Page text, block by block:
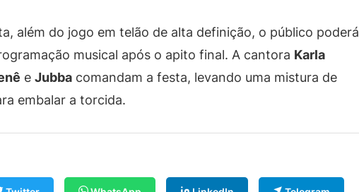
além do jogo em telão de alta definição, o público poderá
musical após o apito final. A cantora Karla
e Jubba comandam a festa, levando uma mistura de
embalar a torcida.